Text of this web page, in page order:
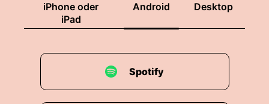
iPhone oder
iPad
Android Desktop
Spotify